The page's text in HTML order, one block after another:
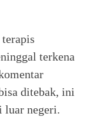
terkena
ditebak, ini
luar negeri.